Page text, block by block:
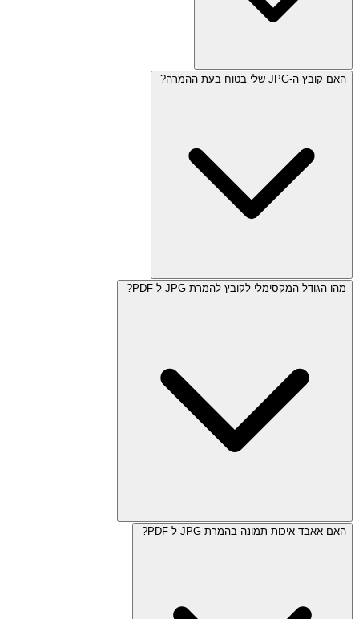
האם קובץ ה-JPG שלי בטוח בעת ההמרה?
מהו הגודל המקסימלי לקובץ להמרת JPG ל-PDF?
האם אאבד איכות תמונה בהמרת JPG ל-PDF?